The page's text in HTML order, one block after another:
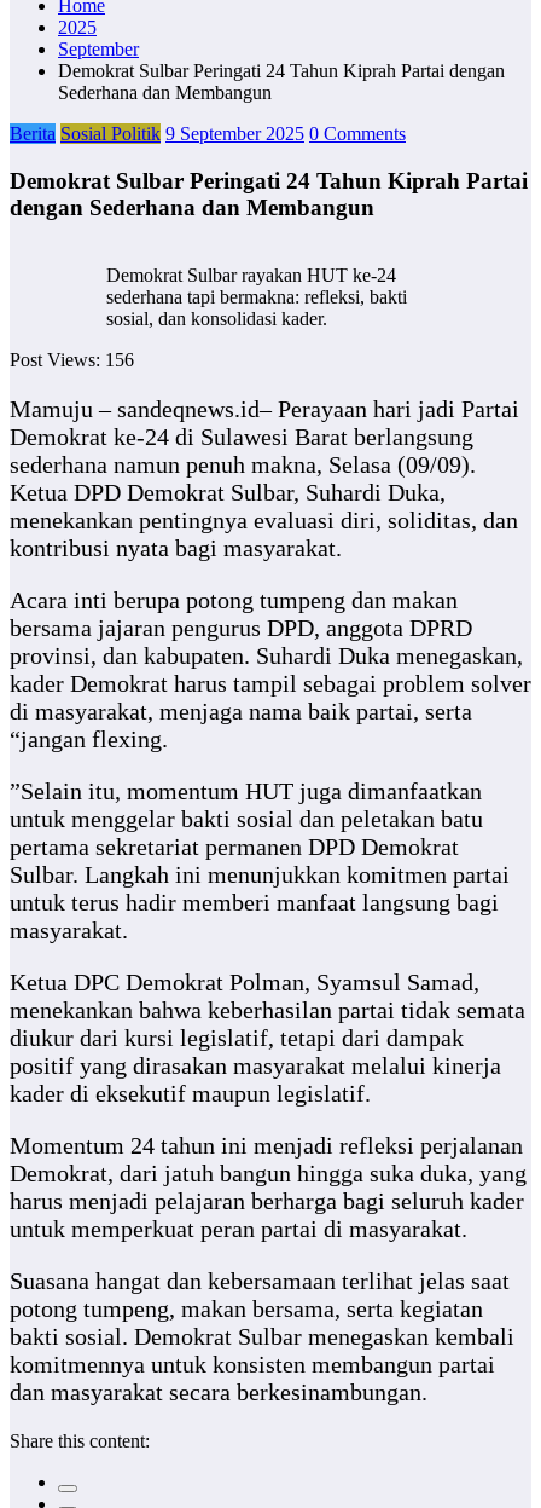
Home
2025
September
Demokrat Sulbar Peringati 24 Tahun Kiprah Partai dengan
Sederhana dan Membangun
Berita Sosial Politik 9 September 2025 0 Comments
Demokrat Sulbar Peringati 24 Tahun Kiprah Partai
dengan Sederhana dan Membangun
Demokrat Sulbar rayakan HUT ke-24
sederhana tapi bermakna: refleksi, bakti
sosial, dan konsolidasi kader.
Post Views: 156
Mamuju – sandeqnews.id– Perayaan hari jadi Partai
Demokrat ke-24 di Sulawesi Barat berlangsung
sederhana namun penuh makna, Selasa (09/09).
Ketua DPD Demokrat Sulbar, Suhardi Duka,
menekankan pentingnya evaluasi diri, soliditas, dan
kontribusi nyata bagi masyarakat.
Acara inti berupa potong tumpeng dan makan
bersama jajaran pengurus DPD, anggota DPRD
provinsi, dan kabupaten. Suhardi Duka menegaskan,
kader Demokrat harus tampil sebagai problem solver
di masyarakat, menjaga nama baik partai, serta
“jangan flexing.
”Selain itu, momentum HUT juga dimanfaatkan
untuk menggelar bakti sosial dan peletakan batu
pertama sekretariat permanen DPD Demokrat
Sulbar. Langkah ini menunjukkan komitmen partai
untuk terus hadir memberi manfaat langsung bagi
masyarakat.
Ketua DPC Demokrat Polman, Syamsul Samad,
menekankan bahwa keberhasilan partai tidak semata
diukur dari kursi legislatif, tetapi dari dampak
positif yang dirasakan masyarakat melalui kinerja
kader di eksekutif maupun legislatif.
Momentum 24 tahun ini menjadi refleksi perjalanan
Demokrat, dari jatuh bangun hingga suka duka, yang
harus menjadi pelajaran berharga bagi seluruh kader
untuk memperkuat peran partai di masyarakat.
Suasana hangat dan kebersamaan terlihat jelas saat
potong tumpeng, makan bersama, serta kegiatan
bakti sosial. Demokrat Sulbar menegaskan kembali
komitmennya untuk konsisten membangun partai
dan masyarakat secara berkesinambungan.
Share this content: